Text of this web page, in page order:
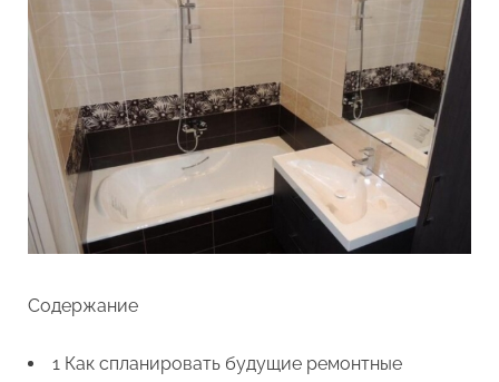
Содержание
1 Как спланировать будущие ремонтные